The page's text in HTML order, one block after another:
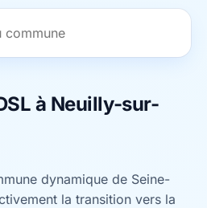
à Neuilly-sur-
dynamique de Seine-
la transition vers la